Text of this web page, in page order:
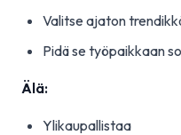
Valitse ajaton
Pidä se työpaikkaan
Älä:
Ylikaupallistaa